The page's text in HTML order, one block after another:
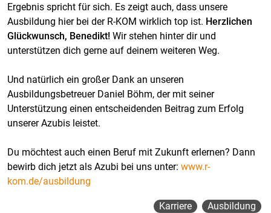
Ergebnis spricht für sich. Es zeigt auch, dass unsere
Ausbildung hier bei der R-KOM wirklich top ist. Herzlichen
Glückwunsch, Benedikt! Wir stehen hinter dir und
unterstützen dich gerne auf deinem weiteren Weg.
Und natürlich ein großer Dank an unseren
Ausbildungsbetreuer Daniel Böhm, der mit seiner
Unterstützung einen entscheidenden Beitrag zum Erfolg
unserer Azubis leistet.
Du möchtest auch einen Beruf mit Zukunft erlernen? Dann
bewirb dich jetzt als Azubi bei uns unter: www.r-
kom.de/ausbildung
Karriere Ausbildung